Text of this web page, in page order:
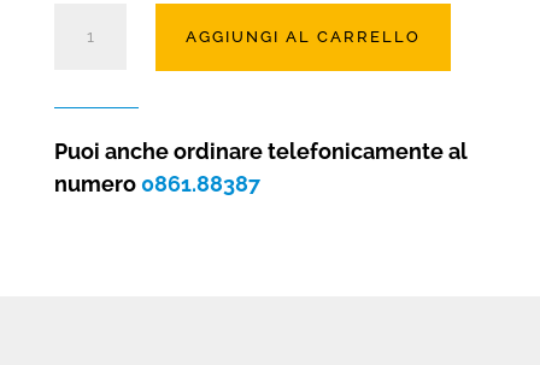
H43
in
AGGIUNGI AL CARRELLO
Puoi anche ordinare telefonicamente al
numero 0861.88387